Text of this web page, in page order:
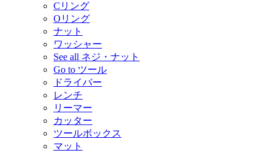
Cリング
Oリング
ナット
ワッシャー
See all ネジ・ナット
Go to ツール
ドライバー
レンチ
リーマー
カッター
ツールボックス
マット